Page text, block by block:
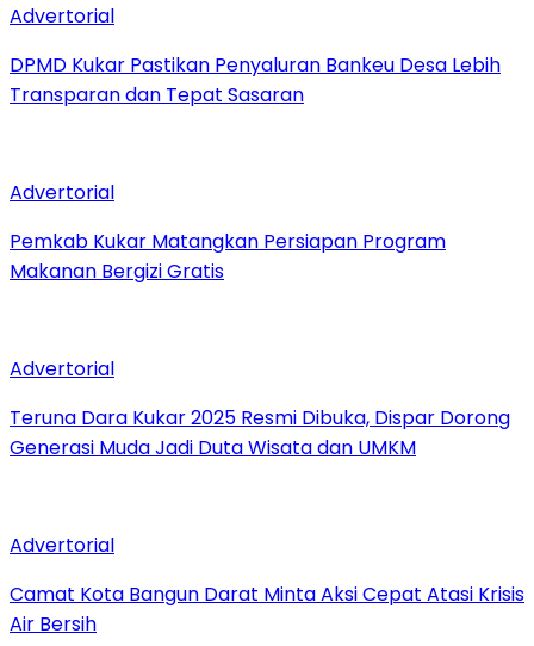
Advertorial
DPMD Kukar Pastikan Penyaluran Bankeu Desa Lebih
Transparan dan Tepat Sasaran
Advertorial
Pemkab Kukar Matangkan Persiapan Program
Makanan Bergizi Gratis
Advertorial
Teruna Dara Kukar 2025 Resmi Dibuka, Dispar Dorong
Generasi Muda Jadi Duta Wisata dan UMKM
Advertorial
Camat Kota Bangun Darat Minta Aksi Cepat Atasi Krisis
Air Bersih